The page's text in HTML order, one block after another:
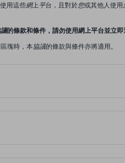
用這些網上平台，且對於您或其他人使用
的條款和條件，請勿使用網上平台並立即
塊時，本 協議的條款與條件亦將適用。